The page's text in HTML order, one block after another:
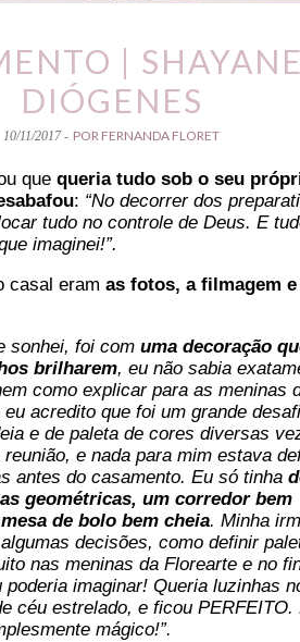
|
DIÓGENES
10/11/2017 - POR FERNANDA FLORET
quequeria tudo sob o seu
: “No decorrer dos
tudo no controle de Deus. E
imaginei!”.
casal eramas fotos, a filmagem e
sonhei, foi comuma decoração
brilharem, eu não sabia
como explicar para as meninas
eu acredito que foi um grande
e de paleta de cores diversas
e nada para mim estava
antes do casamento. Eu só tinha
geométricas, um corredor bem
de bolo bem cheia. Minha
decisões, como definir
nas meninas da Florearte e no
poderia imaginar! Queria luzinhas
céu estrelado, e ficou PERFEITO.
mágico!”.